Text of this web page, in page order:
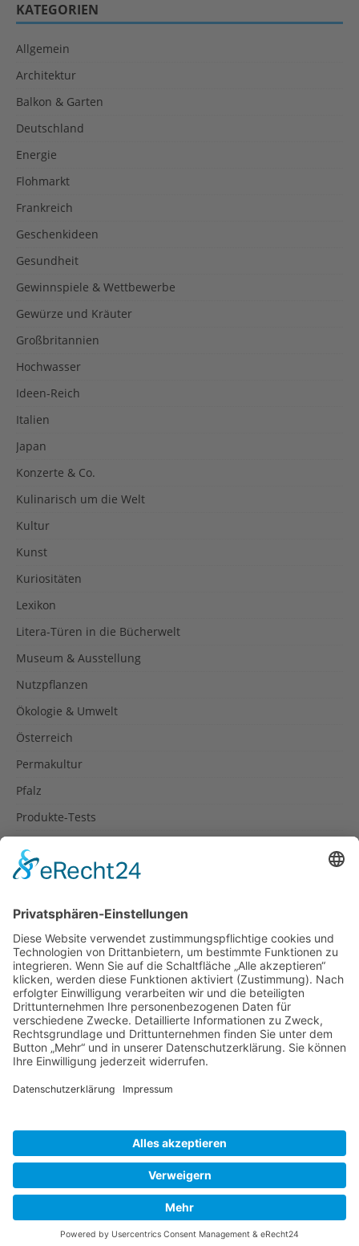
KATEGORIEN
Allgemein
Architektur
Balkon & Garten
Deutschland
Energie
Flohmarkt
Frankreich
Geschenkideen
Gesundheit
Gewinnspiele & Wettbewerbe
Gewürze und Kräuter
Großbritannien
Hochwasser
Ideen-Reich
Italien
Japan
Konzerte & Co.
Kulinarisch um die Welt
Kultur
Kunst
Kuriositäten
Lexikon
Litera-Türen in die Bücherwelt
Museum & Ausstellung
Nutzpflanzen
Ökologie & Umwelt
Österreich
Permakultur
Pfalz
Produkte-Tests
Rezepte
Spanien
Südtirol
USA
Weihnachten
Weihnachtstexte
Datenschutzerklärung
Impressum
Cookie-Einstellungen